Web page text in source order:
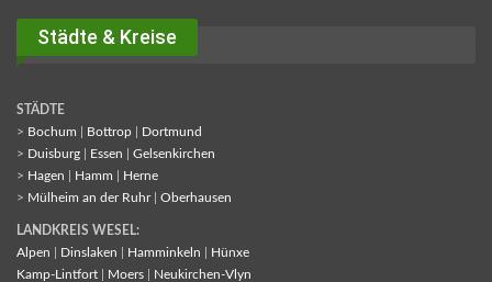
Städte & Kreise
STÄDTE
> Bochum Bottrop
Dortmund
> Duisburg Essen
Gelsenkirchen
> Hagen Hamm
Herne
> Mülheim an der Ruhr| Oberhausen
LANDKREIS WESEL:
Alpen
Dinslaken Hamminkeln
Hünxe
Kamp-Lintfort
Moers
Neukirchen-Vlyn